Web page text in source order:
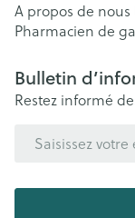
A propos de nous
Pharmacien de
Bulletin
Restez informé